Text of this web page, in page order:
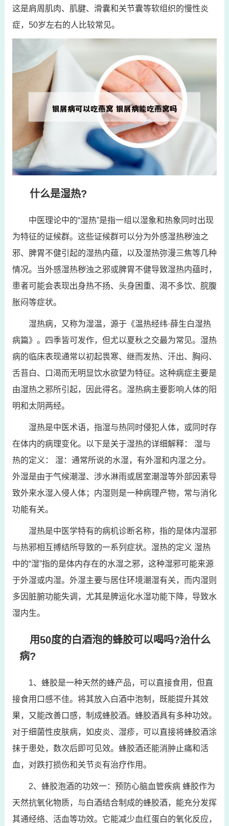
这是肩周肌肉、肌腱、滑囊和关节囊等软组织的慢性炎
症，50岁左右的人比较常见。
什么是湿热?
中医理论中的“湿热”是指一组以湿象和热象同时出现
为特征的证候群。这些证候群可以分为外感湿热秽浊之
邪、脾胃不健引起的湿热内蕴，以及湿热弥漫三焦等几种
情况。当外感湿热秽浊之邪或脾胃不健导致湿热内蕴时，
患者可能会表现出身热不扬、头身困重、渴不多饮、脘腹
胀闷等症状。
湿热病，又称为湿温，源于《温热经纬·薛生白湿热
病篇》。四季皆可发作，但尤以夏秋之交最为常见。湿热
病的临床表现通常以初起畏寒、继而发热、汗出、胸闷、
舌苔白、口渴而无明显饮水欲望为特征。这种病症主要是
由湿热之邪所引起，因此得名。湿热病主要影响人体的阳
明和太阴两经。
湿热是中医术语，指湿与热同时侵犯人体，或同时存
在体内的病理变化。以下是关于湿热的详细解释： 湿与
热的定义： 湿：通常所说的水湿，有外湿和内湿之分。
外湿是由于气候潮湿、涉水淋雨或居室潮湿等外部因素导
致外来水湿入侵人体；内湿则是一种病理产物，常与消化
功能有关。
湿热是中医学特有的病机诊断名称，指的是体内湿邪
与热邪相互搏结所导致的一系列症状。湿热的定义 湿热
中的“湿”指的是体内存在的水湿之邪，这种湿邪可能来源
于外湿或内湿。外湿主要与居住环境潮湿有关，而内湿则
多因脏腑功能失调，尤其是脾运化水湿功能下降，导致水
湿内生。
用50度的白酒泡的蜂胶可以喝吗?治什么
病?
1、蜂胶是一种天然的蜂产品，可以直接食用，但直
接食用口感不佳。将其放入白酒中泡制，既能提升其效
果，又能改善口感，制成蜂胶酒。蜂胶酒具有多种功效。
对于细菌性皮肤病，如皮炎、湿疹，可以直接将蜂胶酒涂
抹于患处，数次后即可见效。蜂胶酒还能消肿止痛和活
血，对跌打损伤和关节炎有治疗作用。
2、蜂胶泡酒的功效一：预防心脑血管疾病 蜂胶作为
天然抗氧化物质，与白酒结合制成的蜂胶酒，能充分发挥
其通经络、活血等功效。它能减少血红蛋白的氧化反应，